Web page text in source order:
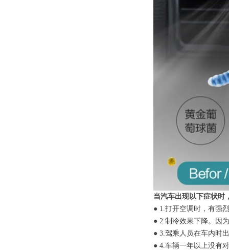
当汽车出现以下症状时
● 1.打开空调时，有强
● 2.制冷效果下降。因
● 3.驾乘人员在车内时
● 4.车辆一年以上没有